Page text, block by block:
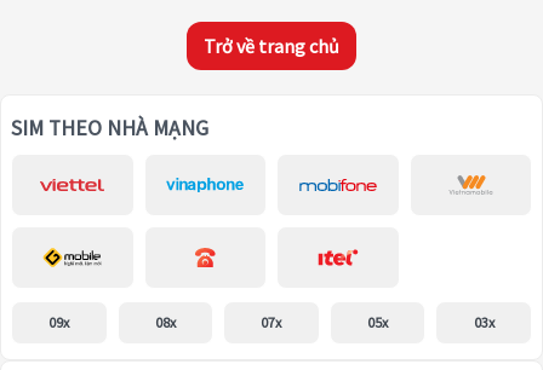
Trở về trang chủ
SIM THEO NHÀ MẠNG
09x 08x 07x 05x 03x